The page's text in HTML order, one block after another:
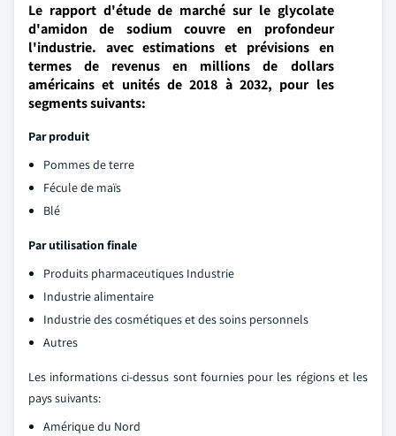
Le rapport d'étude de marché sur le glycolate
d'amidon de sodium couvre en profondeur
l'industrie. avec estimations et prévisions en
termes de revenus en millions de dollars
américains et unités de 2018 à 2032, pour les
segments suivants:
Par produit
Pommes de terre
Fécule de maïs
Blé
Par utilisation finale
Produits pharmaceutiques Industrie
Industrie alimentaire
Industrie des cosmétiques et des soins personnels
Autres
Les informations ci-dessus sont fournies pour les régions et les
pays suivants:
Amérique du Nord